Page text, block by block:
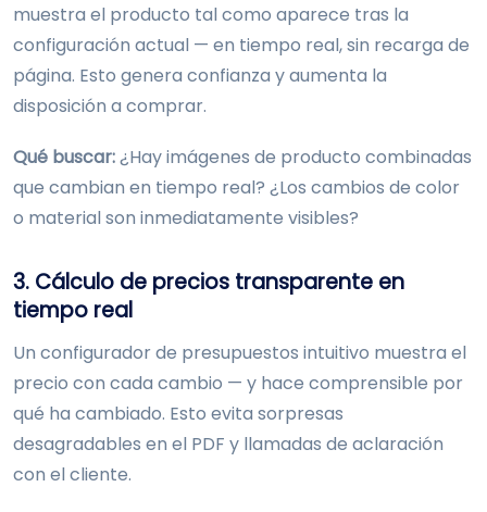
muestra el producto tal como aparece tras la
configuración actual — en tiempo real, sin recarga de
página. Esto genera confianza y aumenta la
disposición a comprar.
Qué buscar:¿Hay imágenes de producto combinadas
que cambian en tiempo real? ¿Los cambios de color
o material son inmediatamente visibles?
3. Cálculo de precios transparente en
tiempo real
Un configurador de presupuestos intuitivo muestra el
precio con cada cambio — y hace comprensible por
qué ha cambiado. Esto evita sorpresas
desagradables en el PDF y llamadas de aclaración
con el cliente.